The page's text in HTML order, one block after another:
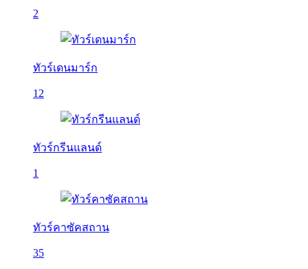
2
ทัวร์เดนมาร์ก
12
ทัวร์กรีนแลนด์
1
ทัวร์คาซัคสถาน
35